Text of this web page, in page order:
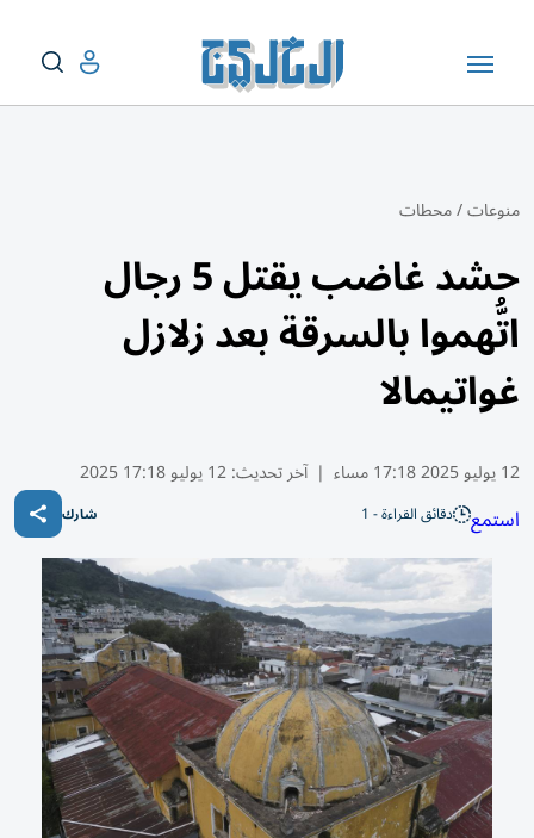
منوعات/محطات
حشد غاضب يقتل 5 رجال
اتُّهموا بالسرقة بعد زلازل
غواتيمالا
12 يوليو 2025 17:18 مساء | آخر تحديث:12 يوليو 17:18 2025
استمع دقائق القراءة - 1 شارك